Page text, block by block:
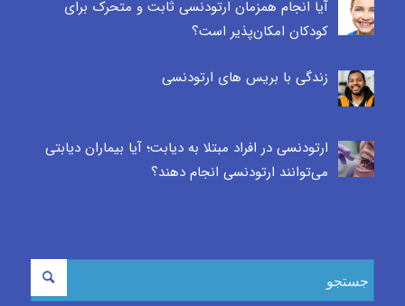
آیا انجام همزمان ارتودنسی ثابت و متحرک برای
کودکان امکان‌پذیر است؟
زندگی با بریس های ارتودنسی
ارتودنسی در افراد مبتلا به دیابت؛ آیا بیماران دیابتی
می‌توانند ارتودنسی انجام دهند؟